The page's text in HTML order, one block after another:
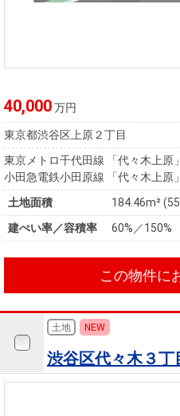
40,000万円
東京都渋谷区上原２丁目
東京メトロ千代田線 「代々木上原
小田急電鉄小田原線 「代々木上原
土地面積
184.46m²
建ぺい率／容積率
60%／150%
この物件に
土地 NEW
渋谷区代々木３丁